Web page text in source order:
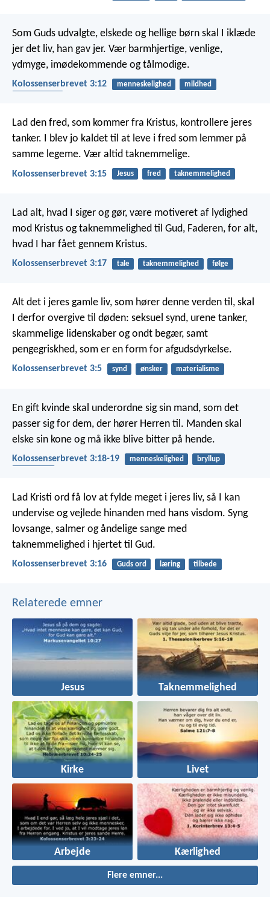
Som Guds udvalgte, elskede og hellige børn skal I iklæde
jer det liv, han gav jer. Vær barmhjertige, venlige,
ydmyge, imødekommende og tålmodige.
Kolossenserbrevet 3:12 menneskelighed
mildhed
Lad den fred, som kommer fra Kristus, kontrollere jeres
tanker. I blev jo kaldet til at leve i fred som lemmer på
samme legeme. Vær altid taknemmelige.
Kolossenserbrevet 3:15 Jesus fred taknemmelighed
Lad alt, hvad I siger og gør, være motiveret af lydighed
mod Kristus og taknemmelighed til Gud, Faderen, for alt,
hvad I har fået gennem Kristus.
Kolossenserbrevet 3:17 tale taknemmelighed følge
Alt det i jeres gamle liv, som hører denne verden til, skal
I derfor overgive til døden: seksuel synd, urene tanker,
skammelige lidenskaber og ondt begær, samt
pengegriskhed, som er en form for afgudsdyrkelse.
Kolossenserbrevet 3:5 synd ønsker materialisme
En gift kvinde skal underordne sig sin mand, som det
passer sig for dem, der hører Herren til. Manden skal
elske sin kone og må ikke blive bitter på hende.
Kolossenserbrevet 3:18-19 menneskelighed
bryllup
Lad Kristi ord få lov at fylde meget i jeres liv, så I kan
undervise og vejlede hinanden med hans visdom. Syng
lovsange, salmer og åndelige sange med
taknemmelighed i hjertet til Gud.
Kolossenserbrevet 3:16 Guds ord læring tilbede
Relaterede emner
Jesus Taknemmelighed
Kirke Livet
Arbejde Kærlighed
Flere emner...